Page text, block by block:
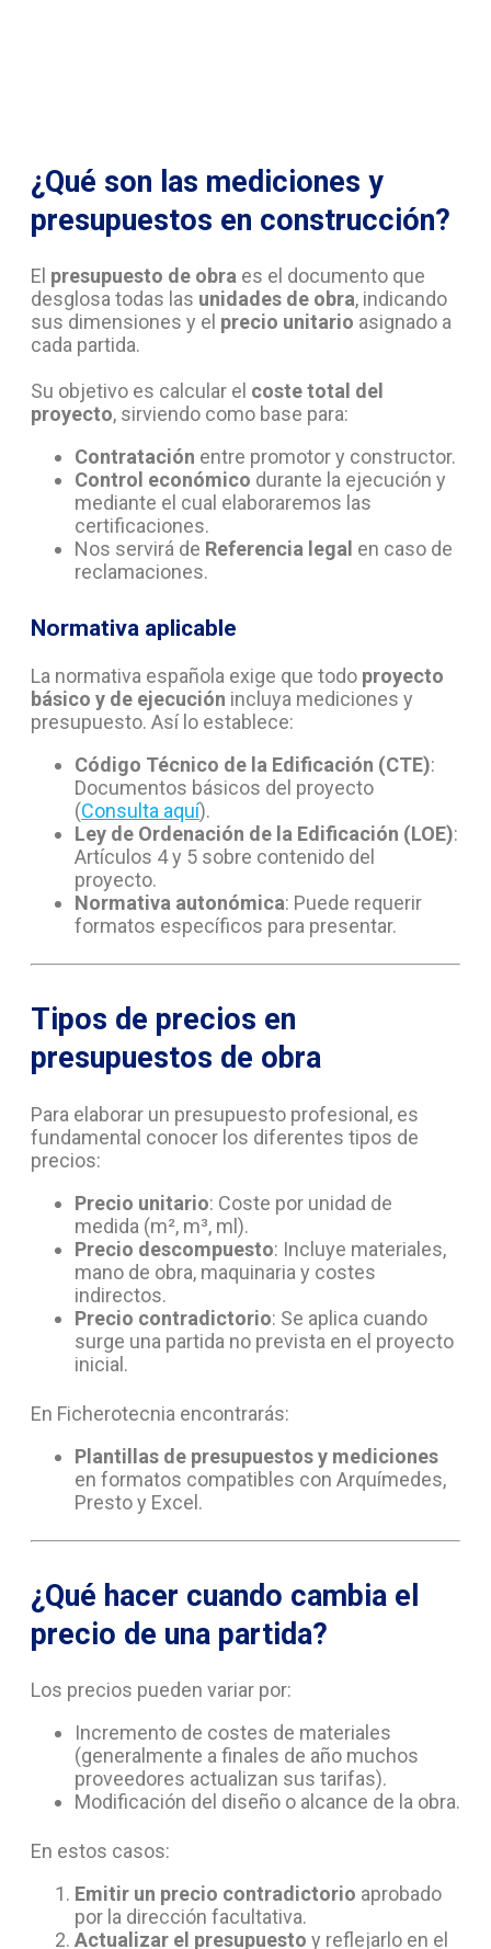
¿Qué son las mediciones y
presupuestos en construcción?
El presupuesto de obra es el documento que
desglosa todas las unidades de obra, indicando
sus dimensiones y el precio unitario asignado a
cada partida.
Su objetivo es calcular el coste total del
proyecto, sirviendo como base para:
Contratación entre promotor y constructor.
Control económico durante la ejecución y
mediante el cual elaboraremos las
certificaciones.
Nos servirá de Referencia legal en caso de
reclamaciones.
Normativa aplicable
La normativa española exige que todo proyecto
básico y de ejecución incluya mediciones y
presupuesto. Así lo establece:
Código Técnico de la Edificación (CTE):
Documentos básicos del proyecto
(Consulta aquí).
Ley de Ordenación de la Edificación (LOE):
Artículos 4 y 5 sobre contenido del
proyecto.
Normativa autonómica: Puede requerir
formatos específicos para presentar.
Tipos de precios en
presupuestos de obra
Para elaborar un presupuesto profesional, es
fundamental conocer los diferentes tipos de
precios:
Precio unitario: Coste por unidad de
medida (m², m³, ml).
Precio descompuesto: Incluye materiales,
mano de obra, maquinaria y costes
indirectos.
Precio contradictorio: Se aplica cuando
surge una partida no prevista en el proyecto
inicial.
En Ficherotecnia encontrarás:
Plantillas de presupuestos y mediciones
en formatos compatibles con Arquímedes,
Presto y Excel.
¿Qué hacer cuando cambia el
precio de una partida?
Los precios pueden variar por:
Incremento de costes de materiales
(generalmente a finales de año muchos
proveedores actualizan sus tarifas).
Modificación del diseño o alcance de la obra.
En estos casos:
Emitir un precio contradictorio aprobado
por la dirección facultativa.
Actualizar el presupuesto y reflejarlo en el